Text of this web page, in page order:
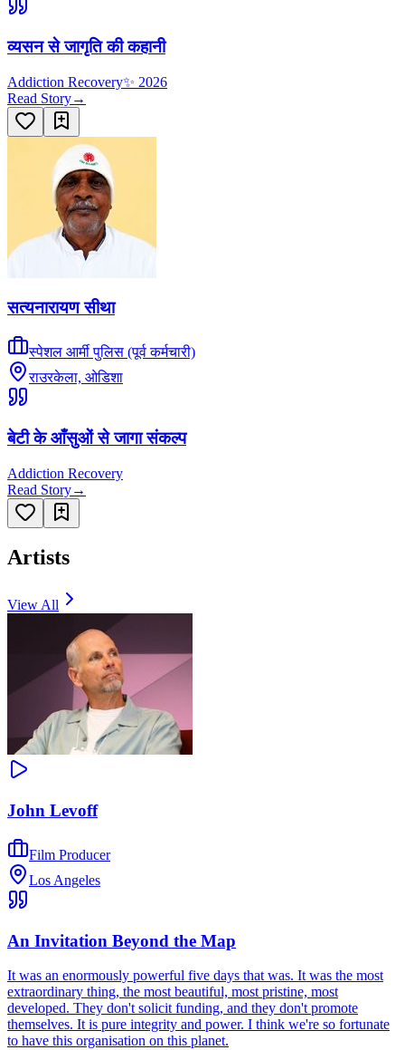
व्यसन से जागृति की कहानी
Addiction Recovery✨ 2026
Read Story→
सत्यनारायण सीथा
स्पेशल आर्मी पुलिस (पूर्व कर्मचारी)
राउरकेला, ओडिशा
बेटी के आँसुओं से जागा संकल्प
Addiction Recovery
Read Story→
Artists
View All
John Levoff
Film Producer
Los Angeles
An Invitation Beyond the Map
It was an enormously powerful five days that was. It was the most
extraordinary thing, the most beautiful, most pristine, most
developed. They don't solicit funding, and they don't promote
themselves. It is pure integrity and power. I think we're so fortunate
to have this organisation on this planet.